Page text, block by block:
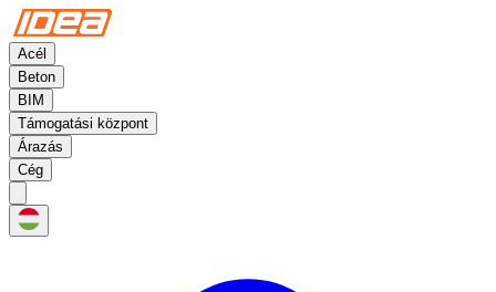
Acél
Beton
BIM
Támogatási központ
Árazás
Cég